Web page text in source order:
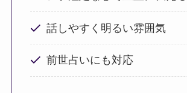
話しやすく明るい雰囲気
前世占いにも対応